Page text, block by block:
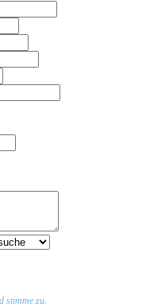
stimme zu.